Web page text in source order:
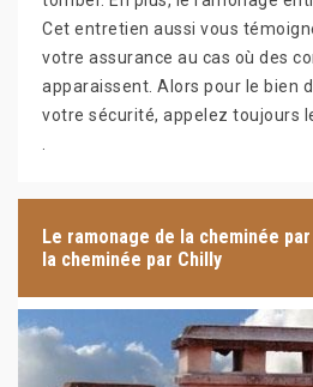
Cet entretien aussi vous
votre assurance au cas où des
apparaissent. Alors pour le bien
votre sécurité, appelez toujours
Le ramonage de la cheminée
la cheminée par Chilly